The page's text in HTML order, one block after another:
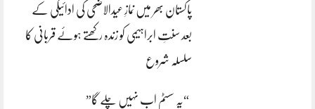
پاکستان بھر میں نمازِ عیدالاضحی کی ادائیگی کے
بعد سنتِ ابراہیمی کو زندہ رکھتے ہوئے قربانی کا
سلسلہ شروع
“یہ سسٹم اب نہیں چلے گا”